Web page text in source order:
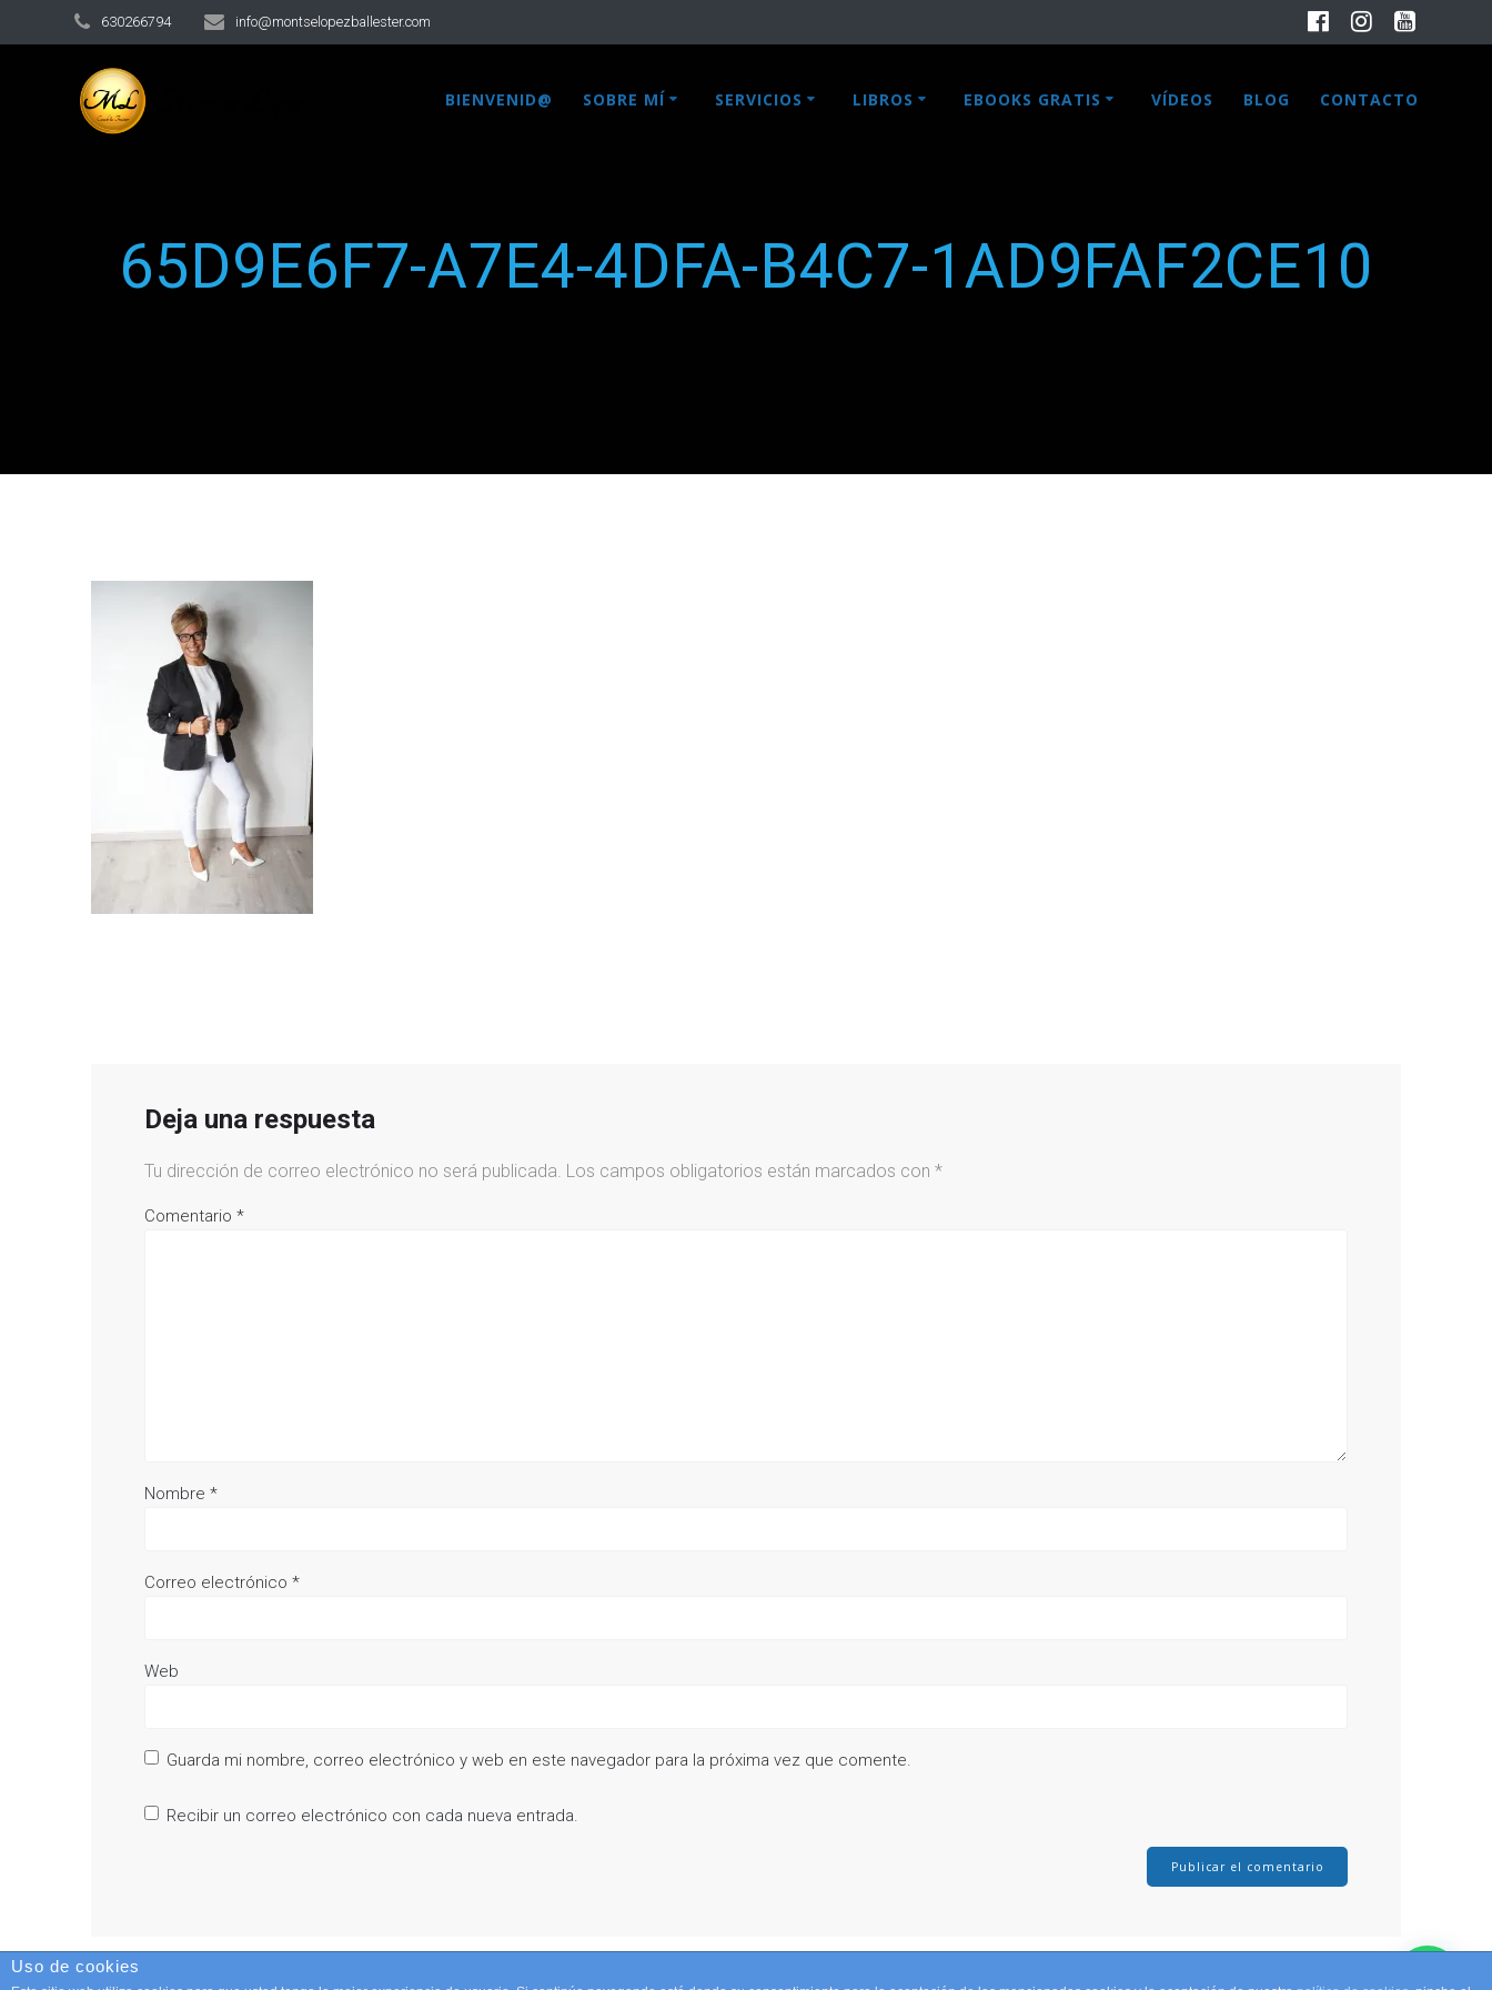
630266794 info@montselopezballester.com
BIENVENID@ SOBRE MÍ SERVICIOS LIBROS EBOOKS GRATIS VÍDEOS BLOG CONTACTO
65D9E6F7-A7E4-4DFA-B4C7-1AD9FAF2CE10
Deja una respuesta
Tu dirección de correo electrónico no será publicada. Los campos obligatorios están marcados con*
Comentario*
Nombre*
Correo electrónico*
Web
Guarda mi nombre, correo electrónico y web en este navegador para la próxima vez que comente.
Recibir un correo electrónico con cada nueva entrada.
Uso de cookies